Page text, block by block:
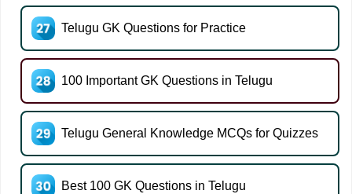
Telugu GK Questions for Practice
100 Important GK Questions in Telugu
Telugu General Knowledge MCQs for Quizzes
Best 100 GK Questions in Telugu